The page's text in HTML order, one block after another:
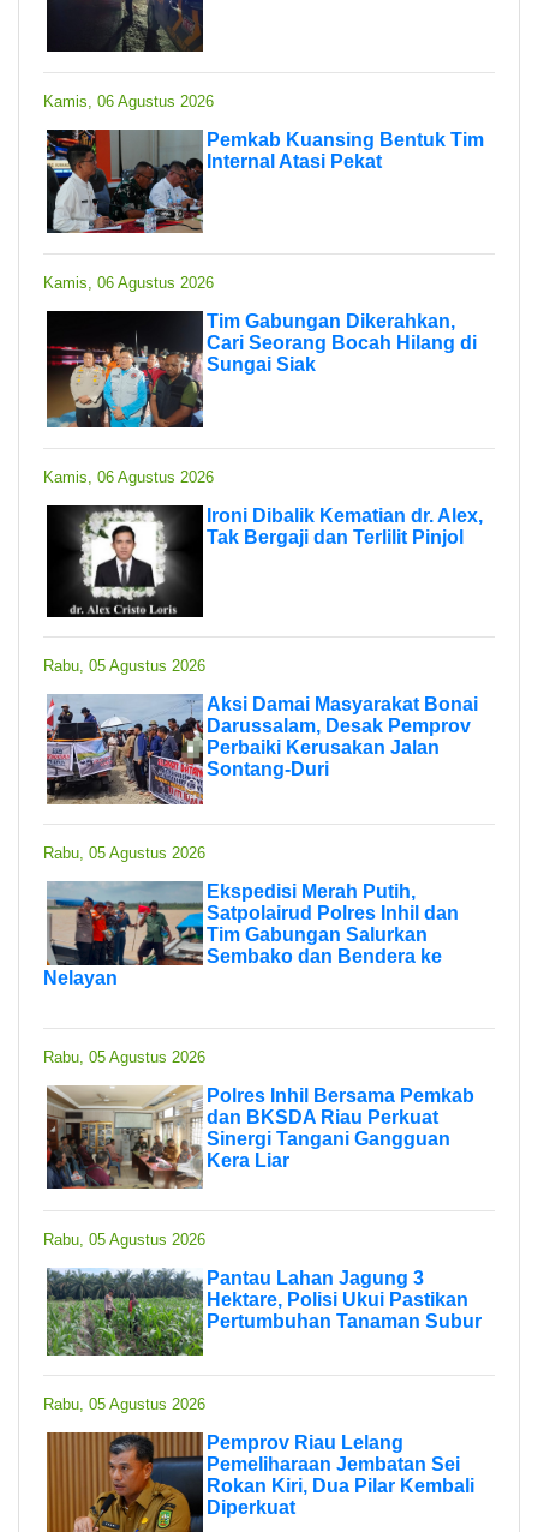
Kamis, 06 Agustus 2026
Pemkab Kuansing Bentuk Tim
Internal Atasi Pekat
Kamis, 06 Agustus 2026
Tim Gabungan Dikerahkan,
Cari Seorang Bocah Hilang di
Sungai Siak
Kamis, 06 Agustus 2026
Ironi Dibalik Kematian dr. Alex,
Tak Bergaji dan Terlilit Pinjol
Rabu, 05 Agustus 2026
Aksi Damai Masyarakat Bonai
Darussalam, Desak Pemprov
Perbaiki Kerusakan Jalan
Sontang-Duri
Rabu, 05 Agustus 2026
Ekspedisi Merah Putih,
Satpolairud Polres Inhil dan
Tim Gabungan Salurkan
Sembako dan Bendera ke
Nelayan
Rabu, 05 Agustus 2026
Polres Inhil Bersama Pemkab
dan BKSDA Riau Perkuat
Sinergi Tangani Gangguan
Kera Liar
Rabu, 05 Agustus 2026
Pantau Lahan Jagung 3
Hektare, Polisi Ukui Pastikan
Pertumbuhan Tanaman Subur
Rabu, 05 Agustus 2026
Pemprov Riau Lelang
Pemeliharaan Jembatan Sei
Rokan Kiri, Dua Pilar Kembali
Diperkuat